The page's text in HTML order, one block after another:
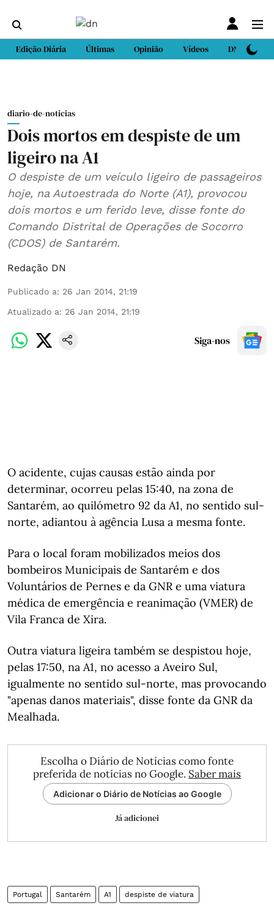
Edição Diária Últimas Opinião Vídeos DN Sport
diario-de-noticias
Dois mortos em despiste de um
ligeiro na A1
O despiste de um veículo ligeiro de passageiros
hoje, na Autoestrada do Norte (A1), provocou
dois mortos e um ferido leve, disse fonte do
Comando Distrital de Operações de Socorro
(CDOS) de Santarém.
Redação DN
Publicado a: 26 Jan 2014, 21:19
Atualizado a: 26 Jan 2014, 21:19
Siga-nos
O acidente, cujas causas estão ainda por
determinar, ocorreu pelas 15:40, na zona de
Santarém, ao quilómetro 92 da A1, no sentido sul-
norte, adiantou à agência Lusa a mesma fonte.
Para o local foram mobilizados meios dos
bombeiros Municipais de Santarém e dos
Voluntários de Pernes e da GNR e uma viatura
médica de emergência e reanimação (VMER) de
Vila Franca de Xira.
Outra viatura ligeira também se despistou hoje,
pelas 17:50, na A1, no acesso a Aveiro Sul,
igualmente no sentido sul-norte, mas provocando
"apenas danos materiais", disse fonte da GNR da
Mealhada.
Escolha o Diário de Notícias como fonte
preferida de notícias no Google. Saber mais
Adicionar o Diário de Notícias ao Google
Já adicionei
Portugal Santarém A1 despiste de viatura